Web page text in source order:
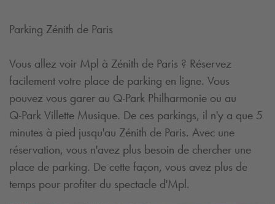
Parking Zénith de Paris
Vous allez voir Mpl à Zénith de Paris ? Réservez
facilement votre place de parking en ligne. Vous
pouvez vous garer au Q-Park Philharmonie ou au
Q-Park Villette Musique. De ces parkings, il n'y a que 5
minutes à pied jusqu'au Zénith de Paris. Avec une
réservation, vous n'avez plus besoin de chercher une
place de parking. De cette façon, vous avez plus de
temps pour profiter du spectacle d'Mpl.